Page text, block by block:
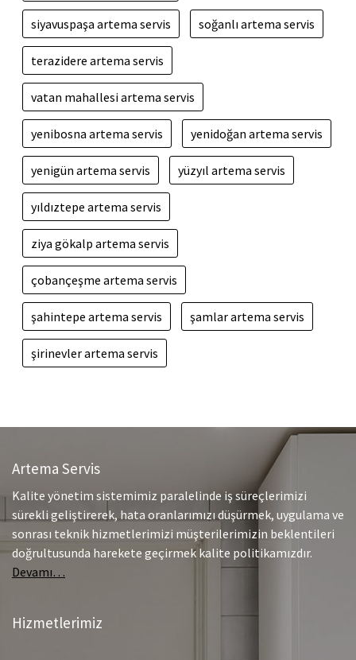
siyavuspaşa artema servis soğanlı artema servis
terazidere artema servis
vatan mahallesi artema servis
yenibosna artema servis yenidoğan artema servis
yenigün artema servis yüzyıl artema servis
yıldıztepe artema servis
ziya gökalp artema servis
çobançeşme artema servis
şahintepe artema servis şamlar artema servis
şirinevler artema servis
Artema Servis
Kalite yönetim sistemimiz paralelinde iş süreçlerimizi
sürekli geliştirerek, hata oranlarımızı düşürmek, uygulama ve
sonrası teknik hizmetlerimizi müşterilerimizin beklentileri
doğrultusunda harekete geçirmek kalite politikamızdır.
Devamı…
Hizmetlerimiz